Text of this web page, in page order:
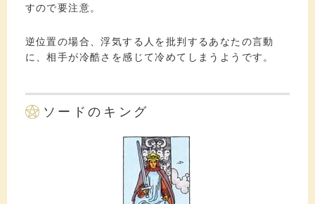
すので要注意。
逆位置の場合、浮気する人を批判するあなたの言動
に、相手が冷酷さを感じて冷めてしまうようです。
ソードのキング